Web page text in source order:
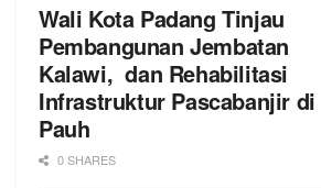
Wali Kota Padang Tinjau
Pembangunan Jembatan
Kalawi, dan Rehabilitasi
Infrastruktur Pascabanjir di
Pauh
0 SHARES